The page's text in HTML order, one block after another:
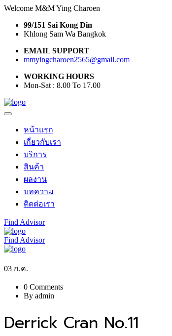
Welcome M&M Ying Charoen
99/151 Sai Kong Din
Khlong Sam Wa Bangkok
EMAIL SUPPORT
mmyingcharoen2565@gmail.com
WORKING HOURS
Mon-Sat : 8.00 To 17.00
หน้าแรก
เกี่ยวกับเรา
บริการ
สินค้า
ผลงาน
บทความ
ติดต่อเรา
Find Advisor
Find Advisor
03 ก.ค.
0 Comments
By admin
Derrick Cran No.11